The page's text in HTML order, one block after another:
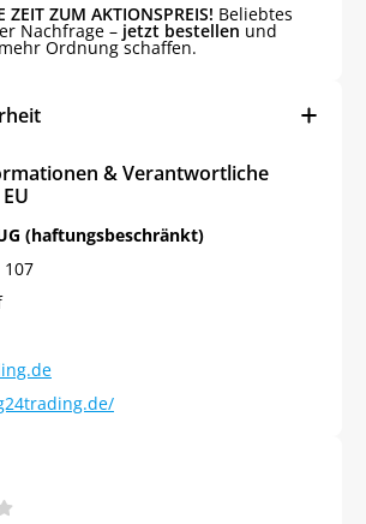
ZEIT ZUM AKTIONSPREIS! Beliebtes
Nachfrage – jetzt bestellen und
Ordnung schaffen.
& Verantwortliche
(haftungsbeschränkt)